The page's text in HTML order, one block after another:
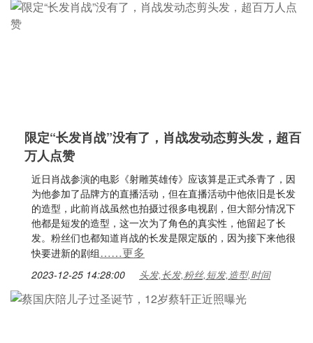
限定“长发肖战”没有了，肖战发动态剪头发，超百
万人点赞
近日肖战参演的电影《射雕英雄传》应该算是正式杀青了，因
为他参加了品牌方的直播活动，但在直播活动中他依旧是长发
的造型，此前肖战虽然也拍摄过很多电视剧，但大部分情况下
他都是短发的造型，这一次为了角色的真实性，他留起了长
发。粉丝们也都知道肖战的长发是限定版的，因为接下来他很
快要进新的剧组……更多
2023-12-25 14:28:00 头发,长发,粉丝,短发,造型,时间